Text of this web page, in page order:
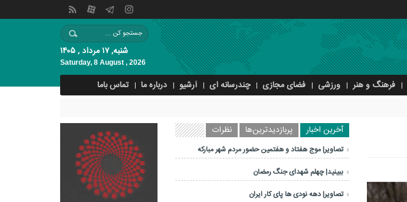
شنبه, ۱۷ مرداد , ۱۴۰۵
Saturday, 8 August , 2026
فرهنگ و هنر ورزشی فضای مجازی چندرسانه ای آرشیو درباره ما تماس باما
آخرین اخبار پربازدیدترین‌ها نظرات
تصاویر| موج هفتاد و هفتمین حضور مردم شهر مبارکه
ببینید| چهلم شهدای جنگ رمضان
تصاویر| دهه نودی ها پای کار ایران